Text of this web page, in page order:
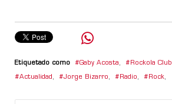
Etiquetado como Gaby Acosta, Rockola Club
Actualidad , Jorge Bizarro, Radio, Rock,